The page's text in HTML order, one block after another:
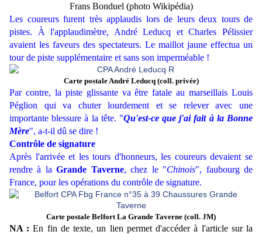
Frans Bonduel (photo Wikipédia)
Les coureurs furent très applaudis lors de leurs deux tours de
pistes. À l'applaudimètre, André Leducq et Charles Pélissier
avaient les faveurs des spectateurs. Le maillot jaune effectua un
tour de piste supplémentaire et sans son imperméable !
Carte postale André Leducq (coll. privée)
Par contre, la piste glissante va être fatale au marseillais Louis
Péglion qui va chuter lourdement et se relever avec une
importante blessure à la tête. "Qu'est-ce que j'ai fait à la Bonne
Mère", a-t-il dû se dire !
Contrôle de signature
Après l'arrivée et les tours d'honneurs, les coureurs devaient se
rendre à laGrande Taverne, chez le "Chinois", faubourg de
France, pour les opérations du contrôle de signature.
Carte postale Belfort La Grande Taverne (coll. JM)
NA : En fin de texte, un lien permet d'accéder à l'article sur la